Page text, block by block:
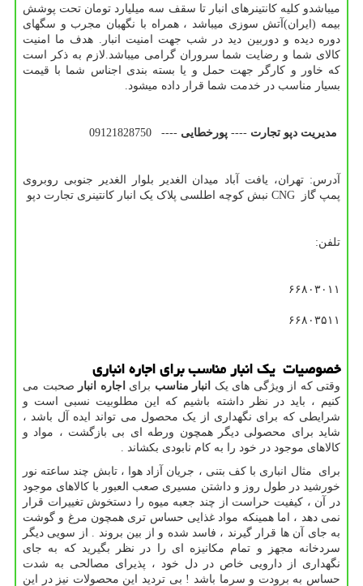
میباشدو کلیه کانتینرهای انبار تا سقف سه میلیارد تومان تحت پوشش
بیمه (ایران)آتش سوزی میباشد ، همراه با نگهبان مجرب و سگهای
دوره دیده و دوربین دید در شب جهت امنیت انبار. هدف ما امنیت
کالای شما و رضایت شما سروران گرامی میباشد.لازم به ذکر است
که خاور و کارگر جهت حمل و یا بسته بندی اجناس شما با قیمت
بسیار مناسب در خدمت شما قرار داده میشود.
مدیریت دپو تجارت ---- پورخطایی ---- 09121828750
آدرس: تهران، یافت آباد میدان الغدیر بلوار الغدیر جنوبی روبروی
پمپ گاز CNG نبش کوچه اطلسی پلاک یک انبار کانتینری تجارت دپو
تلفن:
۶۶۸۰۳۰۱۱
۶۶۸۰۳۵۱۱
خصوصیات یک انبار مناسب برایاجارهانباری
وقتی که از ویژگی های یک انبار مناسب برای اجاره انبار صحبت می
کنیم ، باید در نظر داشته باشیم که این مطلوبیت نسبی است و
شرایطی که برای نگهداری از یک محصول می تواند ایده آل باشد ،
شاید برای محصولی دیگر همچون ورطه ای بی بازگشت ، مواد و
کالاهای موجود در خود را به کام نابودی بکشاند .
برای مثال انباری با کف بتنی ، جریان آزاد هوا ، تابش چند ساعته نور
خورشید در طول روز و داشتن مسیری صعب العبور با کالاهای موجود
در آن ، کیفیت حراست از چند جعبه میوه را دستخوش تغییرات قرار
نمی دهد ، اما همینکه مواد غذایی حساس تری همچون مرغ و گوشت
به جای آن ها قرار گیرند ، فاسد شده و از بین بروند . از سویی دیگر
سردخانه مجهز و تمام مکانیزه ای را در نظر بگیرید که به جای
نگهداری از دارویی خاص در دل خود ، پذیرای مصالحی به شدت
حساس به برودت و سرما باشد ! بی تردید این محصولات نیز در این